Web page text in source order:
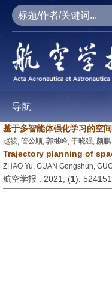
导航
基于多智能体强化学习的空
赵毓, 管公顺, 郭继峰, 于晓强, 颜鹏
Trajectory planning of
ZHAO Yu, GUAN Gongshun,
航空学报 . 2021, (1):